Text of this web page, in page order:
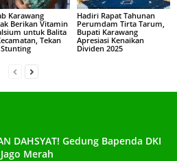
Karawang
Berikan Vitamin
untuk Balita
Tekan
Hadiri Rapat Tahunan
Perumdam Tirta Tarum,
Bupati Karawang
Apresiasi Kenaikan
Dividen 2025
DAHSYAT! Gedung Bapenda DKI
Merah